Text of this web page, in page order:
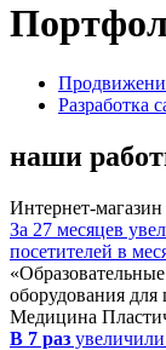
Разработка
наши
Интернет-магазин
За 27 месяцев
посетителей в
оборудования для
Медицина
В 7 раз